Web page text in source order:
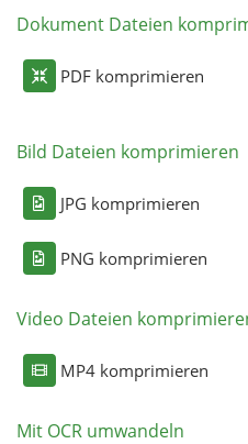
Dokument Dateien
PDF komprimieren
Bild Dateien komprimieren
JPG komprimieren
PNG komprimieren
Video Dateien
MP4 komprimieren
Mit OCR umwandeln